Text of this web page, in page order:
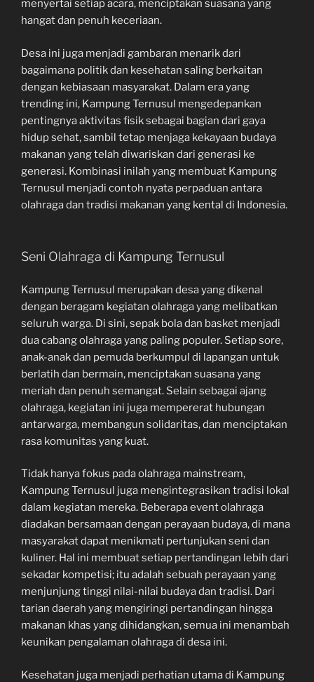
menyertai setiap acara, menciptakan suasana yang
hangat dan penuh keceriaan.
Desa ini juga menjadi gambaran menarik dari
bagaimana politik dan kesehatan saling berkaitan
dengan kebiasaan masyarakat. Dalam era yang
trending ini, Kampung Ternusul mengedepankan
pentingnya aktivitas fisik sebagai bagian dari gaya
hidup sehat, sambil tetap menjaga kekayaan budaya
makanan yang telah diwariskan dari generasi ke
generasi. Kombinasi inilah yang membuat Kampung
Ternusul menjadi contoh nyata perpaduan antara
olahraga dan tradisi makanan yang kental di Indonesia.
Seni Olahraga di Kampung Ternusul
Kampung Ternusul merupakan desa yang dikenal
dengan beragam kegiatan olahraga yang melibatkan
seluruh warga. Di sini, sepak bola dan basket menjadi
dua cabang olahraga yang paling populer. Setiap sore,
anak-anak dan pemuda berkumpul di lapangan untuk
berlatih dan bermain, menciptakan suasana yang
meriah dan penuh semangat. Selain sebagai ajang
olahraga, kegiatan ini juga mempererat hubungan
antarwarga, membangun solidaritas, dan menciptakan
rasa komunitas yang kuat.
Tidak hanya fokus pada olahraga mainstream,
Kampung Ternusul juga mengintegrasikan tradisi lokal
dalam kegiatan mereka. Beberapa event olahraga
diadakan bersamaan dengan perayaan budaya, di mana
masyarakat dapat menikmati pertunjukan seni dan
kuliner. Hal ini membuat setiap pertandingan lebih dari
sekadar kompetisi; itu adalah sebuah perayaan yang
menjunjung tinggi nilai-nilai budaya dan tradisi. Dari
tarian daerah yang mengiringi pertandingan hingga
makanan khas yang dihidangkan, semua ini menambah
keunikan pengalaman olahraga di desa ini.
Kesehatan juga menjadi perhatian utama di Kampung